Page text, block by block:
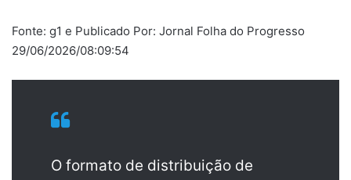
Fonte: g1 e Publicado Por: Jornal Folha do Progresso
29/06/2026/08:09:54
O formato de distribuição de